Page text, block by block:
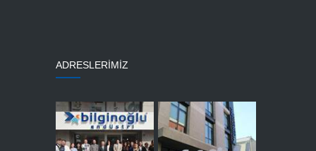
ADRESLERİMİZ